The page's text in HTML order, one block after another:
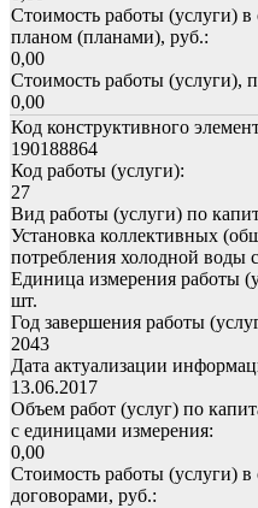
Стоимость работы (услуги)
планом (планами), руб.:
0,00
Стоимость работы (услуги),
0,00
Код конструктивного
190188864
Код работы (услуги):
27
Вид работы (услуги) по
Установка коллективных
потребления холодной воды
Единица измерения работы
шт.
Год завершения работы
2043
Дата актуализации
13.06.2017
Объем работ (услуг) по
с единицами измерения:
0,00
Стоимость работы (услуги)
договорами, руб.: